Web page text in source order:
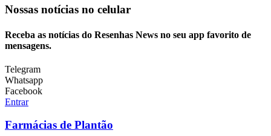
Nossas notícias no celular
Receba as notícias do Resenhas News no seu app favorito de
mensagens.
Telegram
Whatsapp
Facebook
Entrar
Farmácias de Plantão